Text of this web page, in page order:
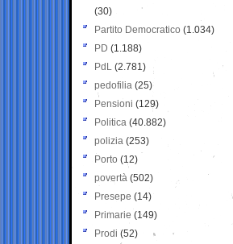
(30)
Partito Democratico (1.034)
PD (1.188)
PdL (2.781)
pedofilia (25)
Pensioni (129)
Politica (40.882)
polizia (253)
Porto (12)
povertà (502)
Presepe (14)
Primarie (149)
Prodi (52)